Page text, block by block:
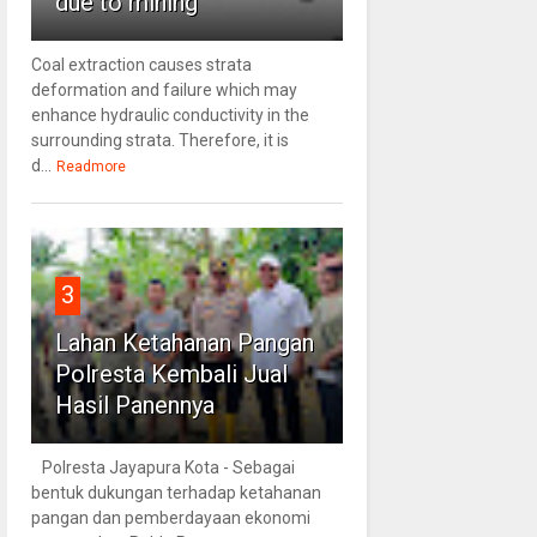
Coal extraction causes strata
deformation and failure which may
enhance hydraulic conductivity in the
surrounding strata. Therefore, it is
d...
Readmore
3
Lahan Ketahanan Pangan
Polresta Kembali Jual
Hasil Panennya
Polresta Jayapura Kota - Sebagai
bentuk dukungan terhadap ketahanan
pangan dan pemberdayaan ekonomi